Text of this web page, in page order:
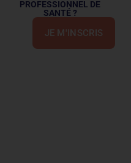
PROFESSIONNEL DE
SANTÉ ?
JE M'INSCRIS